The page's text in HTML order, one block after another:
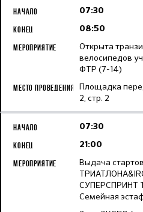
07:30
08:50
Открыта
велосипедов
ФТР (7-14)
Площадка
2, стр. 2
07:30
21:00
Выдача
СУПЕРСПРИНТ
Семейная